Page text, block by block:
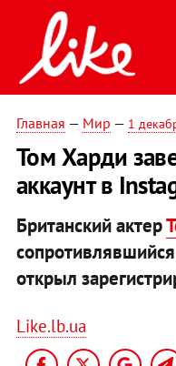
Главная — Мир — 1
Том Харди
аккаунт в
Британский актер
открыл
Like.lb.ua